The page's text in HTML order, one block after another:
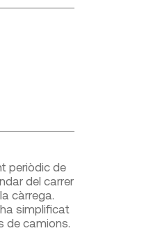
periòdic de
del carrer
càrrega.
simplificat
de camions.